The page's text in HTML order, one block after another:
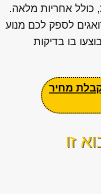
, כולל אחריות מלאה.
לספק לכם מנוע
בו בדיקות
מחיר
זו